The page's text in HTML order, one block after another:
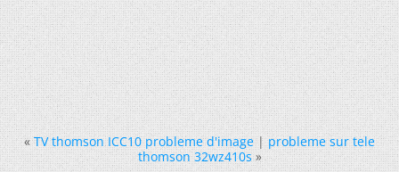
« TV thomson ICC10 probleme d'image|probleme sur tele
thomson 32wz410s »